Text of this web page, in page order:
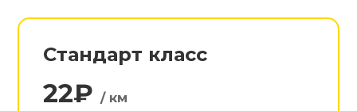
Стандарт класс
22₽/ км